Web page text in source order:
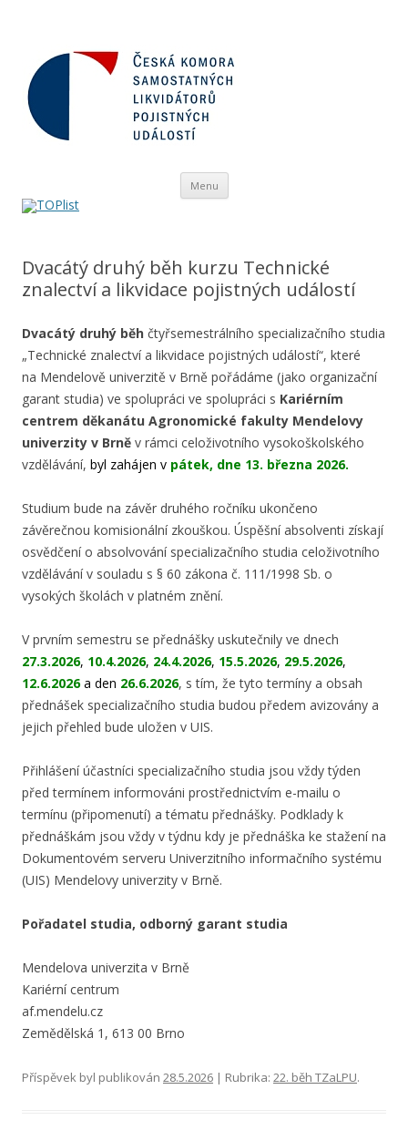
Menu Přejít
obsahu
Dvacátý druhý běh kurzu Technické
znalectví a likvidace pojistných událostí
Dvacátý druhý běh čtyřsemestrálního specializačního studia
„Technické znalectví a likvidace pojistných událostí“, které
na Mendelově univerzitě v Brně pořádáme (jako organizační
garant studia) ve spolupráci ve spolupráci s Kariérním
centrem děkanátu Agronomické fakulty Mendelovy
univerzity v Brně v rámci celoživotního vysokoškolského
vzdělávání, byl zahájen v pátek, dne 13. března 2026.
Studium bude na závěr druhého ročníku ukončeno
závěrečnou komisionální zkouškou. Úspěšní absolventi získají
osvědčení o absolvování specializačního studia celoživotního
vzdělávání v souladu s § 60 zákona č. 111/1998 Sb. o
vysokých školách v platném znění.
V prvním semestru se přednášky uskutečnily ve dnech
27.3.2026, 10.4.2026, 24.4.2026, 15.5.2026, 29.5.2026,
12.6.2026a den 26.6.2026, s tím, že tyto termíny a obsah
přednášek specializačního studia budou předem avizovány a
jejich přehled bude uložen v UIS.
Přihlášení účastníci specializačního studia jsou vždy týden
před termínem informováni prostřednictvím e-mailu o
termínu (připomenutí) a tématu přednášky. Podklady k
přednáškám jsou vždy v týdnu kdy je přednáška ke stažení na
Dokumentovém serveru Univerzitního informačního systému
(UIS) Mendelovy univerzity v Brně.
Pořadatel studia, odborný garant studia
Mendelova univerzita v Brně
Kariérní centrum
af.mendelu.cz
Zemědělská 1, 613 00 Brno
Příspěvek byl publikován 28.5.2026 | Rubrika: 22. běh TZaLPU.